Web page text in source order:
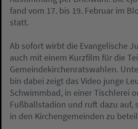
fand vom 17. bis 19. Februar im
statt.
Ab sofort wirbt die Evangelische
auch mit einem Kurzfilm für die
Gemeindekirchenratswahlen.
bin dabei zeigt das Video junge
Schwimmbad, in einer Tischlerei
Fußballstadion und ruft dazu auf,
in den Kirchengemeinden zu